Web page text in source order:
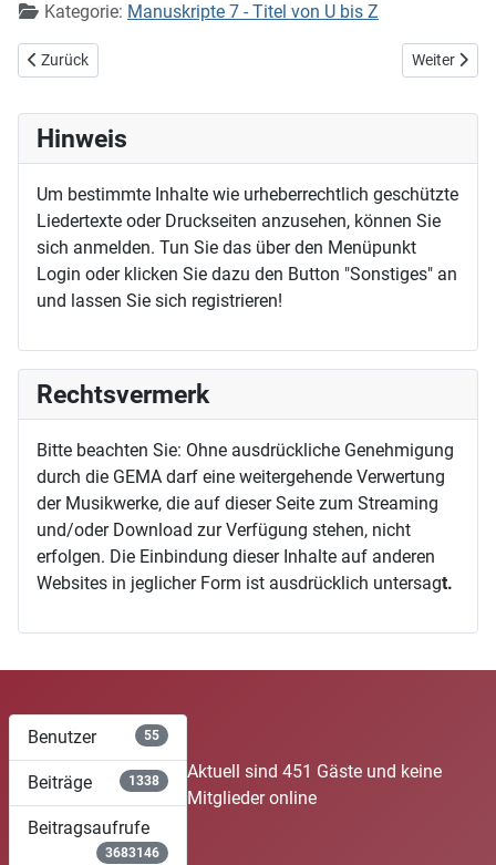
Kategorie: Manuskripte 7 - Titel von U bis Z
Vorheriger Beitrag: Und schlagen Urgewalten um Bord und Bug
Zurück Nächster
Weiter
Hinweis
Um bestimmte Inhalte wie urheberrechtlich geschützte
Liedertexte oder Druckseiten anzusehen, können Sie
sich anmelden. Tun Sie das über den Menüpunkt
Login oder klicken Sie dazu den Button "Sonstiges" an
und lassen Sie sich registrieren!
Rechtsvermerk
Bitte beachten Sie: Ohne ausdrückliche Genehmigung
durch die GEMA darf eine weitergehende Verwertung
der Musikwerke, die auf dieser Seite zum Streaming
und/oder Download zur Verfügung stehen, nicht
erfolgen. Die Einbindung dieser Inhalte auf anderen
Websites in jeglicher Form ist ausdrücklich untersagt.
Benutzer 55
Beiträge 1338
Beitragsaufrufe
3683146
Aktuell sind 451 Gäste und keine
Mitglieder online